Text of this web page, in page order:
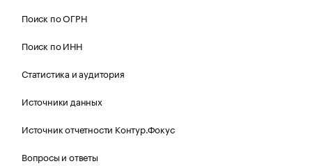
Поиск по ОГРН
Поиск по ИНН
Статистика и аудитория
Источники данных
Источник отчетности Контур.Фокус
Вопросы и ответы